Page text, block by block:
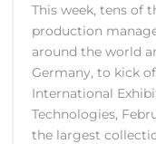
This week, tens of
production
around the world
Germany, to kick
International
Technologies,
the largest